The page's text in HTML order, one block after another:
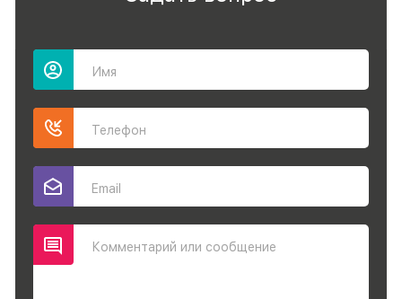
Имя
Телефон
Email
Комментарий или сообщение